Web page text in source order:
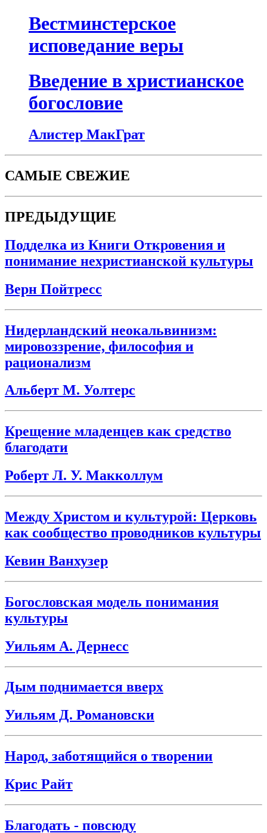
Вестминстерское
исповедание веры
Введение в христианское
богословие
Алистер МакГрат
САМЫЕ СВЕЖИЕ
ПРЕДЫДУЩИЕ
Подделка из Книги Откровения и
понимание нехристианской культуры
Верн Пойтресс
Нидерландский неокальвинизм:
мировоззрение, философия и
рационализм
Альберт М. Уолтерс
Крещение младенцев как средство
благодати
Роберт Л. У. Макколлум
Между Христом и культурой: Церковь
как сообщество проводников культуры
Кевин Ванхузер
Богословская модель понимания
культуры
Уильям А. Дернесс
Дым поднимается вверх
Уильям Д. Романовски
Народ, заботящийся о творении
Крис Райт
Благодать - повсюду